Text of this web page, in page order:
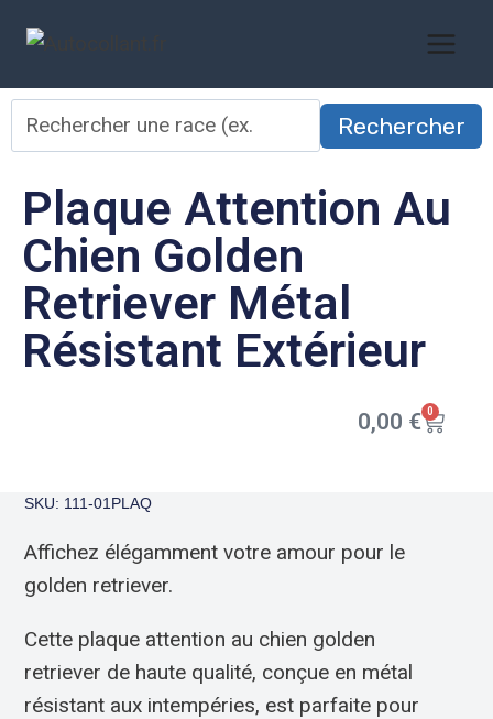
Rechercher
Plaque Attention Au
Chien Golden
Retriever Métal
Résistant Extérieur
0,00 € 0
SKU: 111-01PLAQ
Affichez élégamment votre amour pour le
golden retriever.
Cette plaque attention au chien golden
retriever de haute qualité, conçue en métal
résistant aux intempéries, est parfaite pour